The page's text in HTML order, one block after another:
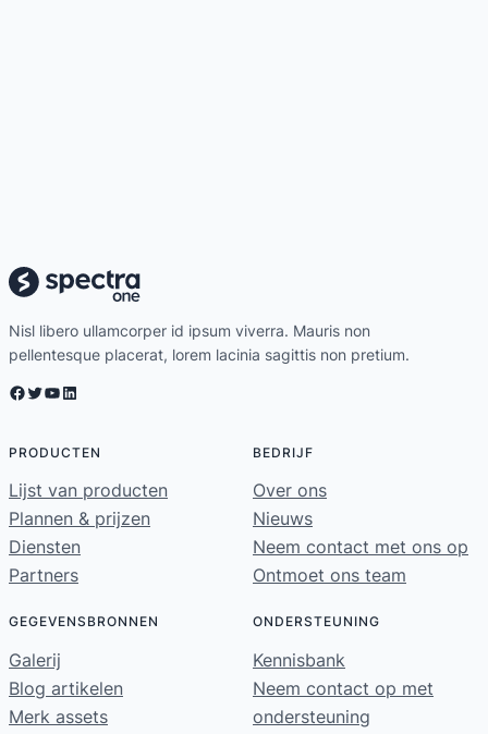
Nisl libero ullamcorper id ipsum viverra. Mauris non
pellentesque placerat, lorem lacinia sagittis non pretium.
Facebook Twitter YouTube LinkedIn
PRODUCTEN
Lijst van producten
Plannen & prijzen
Diensten
Partners
BEDRIJF
Over ons
Nieuws
Neem contact met ons op
Ontmoet ons team
GEGEVENSBRONNEN
Galerij
Blog artikelen
Merk assets
ONDERSTEUNING
Kennisbank
Neem contact op met
ondersteuning